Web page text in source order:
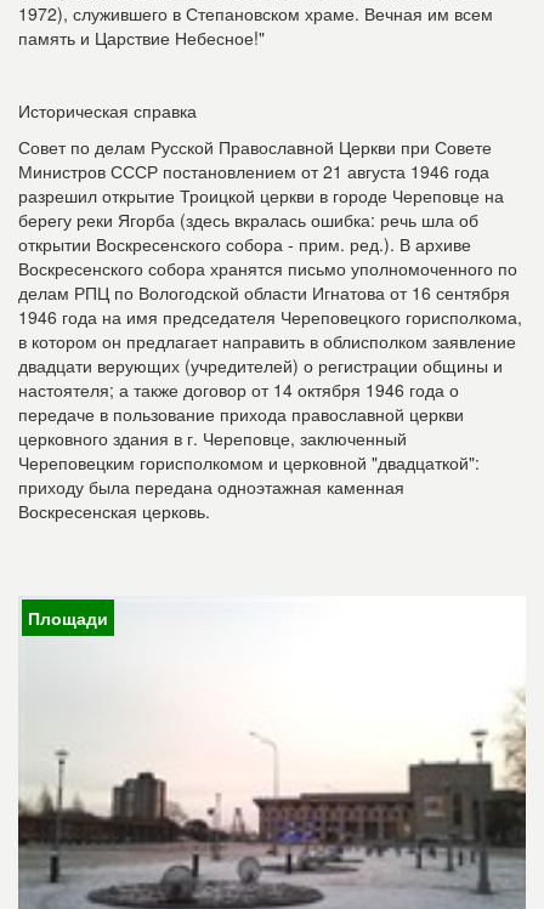
1972), служившего в Степановском храме. Вечная им всем
память и Царствие Небесное!"
Историческая справка
Совет по делам Русской Православной Церкви при Совете
Министров СССР постановлением от 21 августа 1946 года
разрешил открытие Троицкой церкви в городе Череповце на
берегу реки Ягорба (здесь вкралась ошибка: речь шла об
открытии Воскресенского собора - прим. ред.). В архиве
Воскресенского собора хранятся письмо уполномоченного по
делам РПЦ по Вологодской области Игнатова от 16 сентября
1946 года на имя председателя Череповецкого горисполкома,
в котором он предлагает направить в облисполком заявление
двадцати верующих (учредителей) о регистрации общины и
настоятеля; а также договор от 14 октября 1946 года о
передаче в пользование прихода православной церкви
церковного здания в г. Череповце, заключенный
Череповецким горисполкомом и церковной "двадцаткой":
приходу была передана одноэтажная каменная
Воскресенская церковь.
Площади